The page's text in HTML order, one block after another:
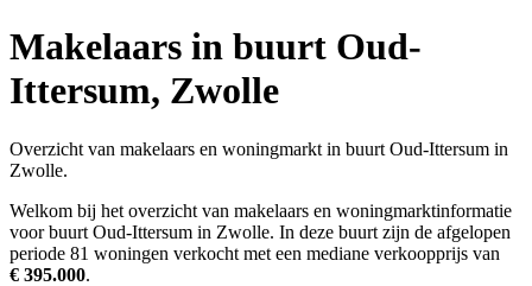
Makelaars in buurt Oud-
Ittersum, Zwolle
Overzicht van makelaars en woningmarkt in buurt Oud-Ittersum in
Zwolle.
Welkom bij het overzicht van makelaars en woningmarktinformatie
voor buurt Oud-Ittersum in Zwolle. In deze buurt zijn de afgelopen
periode 81 woningen verkocht met een mediane verkoopprijs van
€ 395.000.